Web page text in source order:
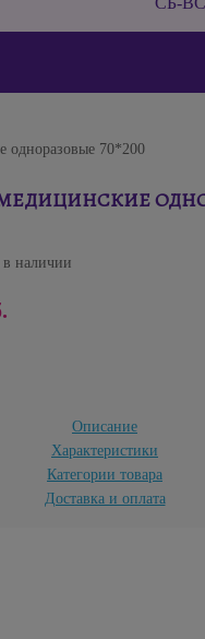
одноразовые 70*200
в наличии
Описание
Характеристики
Категории товара
Доставка и оплата